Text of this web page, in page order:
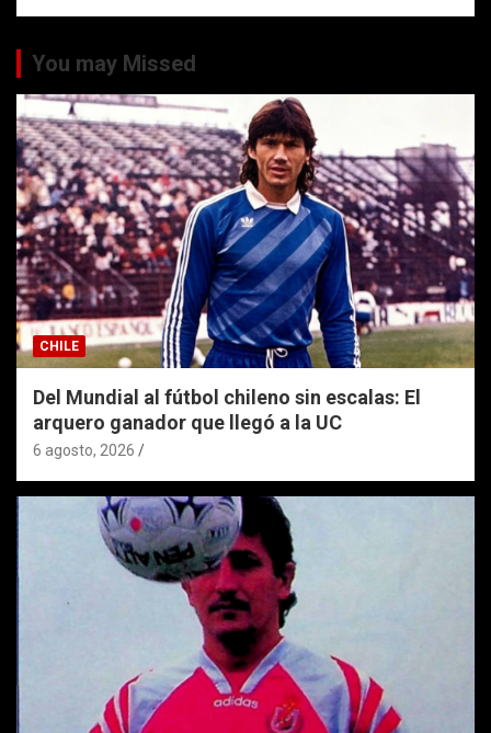
You may Missed
CHILE
Del Mundial al fútbol chileno sin escalas: El
arquero ganador que llegó a la UC
6 agosto, 2026